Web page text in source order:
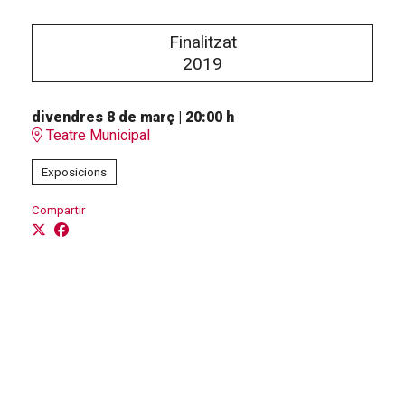
Finalitzat
2019
divendres 8 de març
20:00 h
Teatre Municipal
Exposicions
Compartir